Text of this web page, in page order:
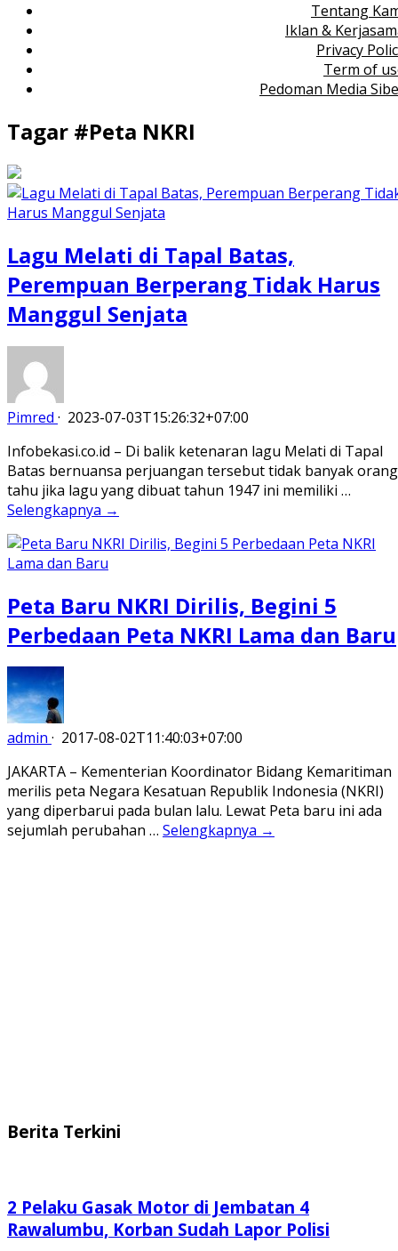
Tentang
Iklan &
Privacy
Term of
Pedoman Media
Tagar #Peta NKRI
Lagu Melati di Tapal Batas,
Perempuan Berperang Tidak Harus
Manggul Senjata
Pimred · 2023-07-03T15:26:32+07:00
Infobekasi.co.id – Di balik ketenaran lagu Melati di Tapal
Batas bernuansa perjuangan tersebut tidak banyak orang
tahu jika lagu yang dibuat tahun 1947 ini memiliki …
Selengkapnya →
Peta Baru NKRI Dirilis, Begini 5
Perbedaan Peta NKRI Lama dan Baru
admin · 2017-08-02T11:40:03+07:00
JAKARTA – Kementerian Koordinator Bidang Kemaritiman
merilis peta Negara Kesatuan Republik Indonesia (NKRI)
yang diperbarui pada bulan lalu. Lewat Peta baru ini ada
sejumlah perubahan … Selengkapnya →
Berita Terkini
2 Pelaku Gasak Motor di Jembatan 4
Rawalumbu, Korban Sudah Lapor Polisi